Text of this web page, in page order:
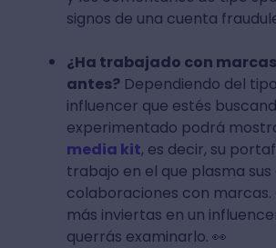
signos de una cuenta
¿Ha trabajado con
antes?Dependiendo del
influencer que estés
experimentado podrá
media kit, es decir, su
trabajo en el que plasma sus
colaboraciones con marcas.
más inviertas en un
querrás examinarlo. 👀